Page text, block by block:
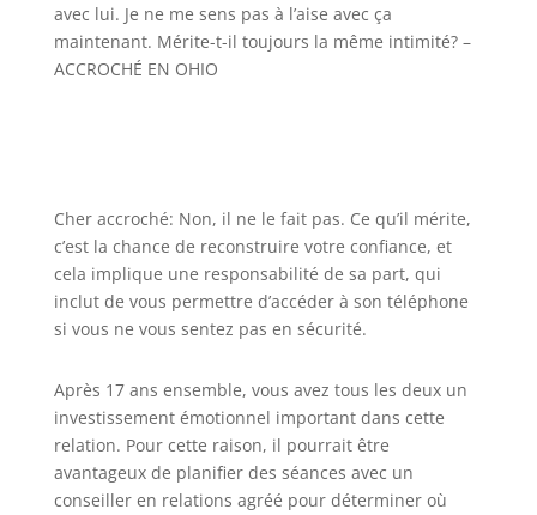
avec lui. Je ne me sens pas à l’aise avec ça
maintenant. Mérite-t-il toujours la même intimité? –
ACCROCHÉ EN OHIO
Cher accroché: Non, il ne le fait pas. Ce qu’il mérite,
c’est la chance de reconstruire votre confiance, et
cela implique une responsabilité de sa part, qui
inclut de vous permettre d’accéder à son téléphone
si vous ne vous sentez pas en sécurité.
Après 17 ans ensemble, vous avez tous les deux un
investissement émotionnel important dans cette
relation. Pour cette raison, il pourrait être
avantageux de planifier des séances avec un
conseiller en relations agréé pour déterminer où